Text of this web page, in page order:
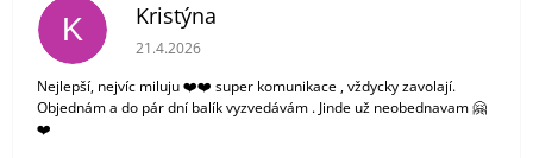
K Kristýna
Hodnocení obchodu je 5 z 5 hvězdiček.
21.4.2026
Nejlepší, nejvíc miluju ❤️❤️ super komunikace , vždycky zavolají.
Objednám a do pár dní balík vyzvedávám . Jinde už neobednavam 🤗
❤️